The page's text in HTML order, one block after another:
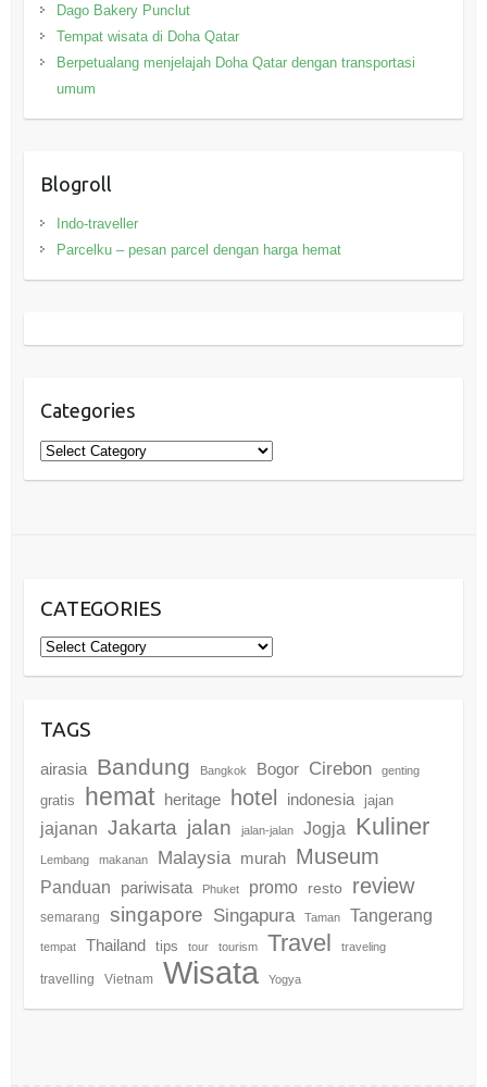
Dago Bakery Punclut
Tempat wisata di Doha Qatar
Berpetualang menjelajah Doha Qatar dengan transportasi
umum
Blogroll
Indo-traveller
Parcelku – pesan parcel dengan harga hemat
Categories
Categories
CATEGORIES
Categories
TAGS
airasia Bandung Bangkok Bogor Cirebon genting
gratis hemat heritage hotel indonesia jajan
jajanan Jakarta jalan jalan-jalan Jogja Kuliner
Lembang makanan Malaysia murah Museum
Panduan pariwisata Phuket promo resto review
semarang singapore Singapura Taman Tangerang
tempat Thailand tips tour tourism Travel traveling
travelling Vietnam Wisata Yogya